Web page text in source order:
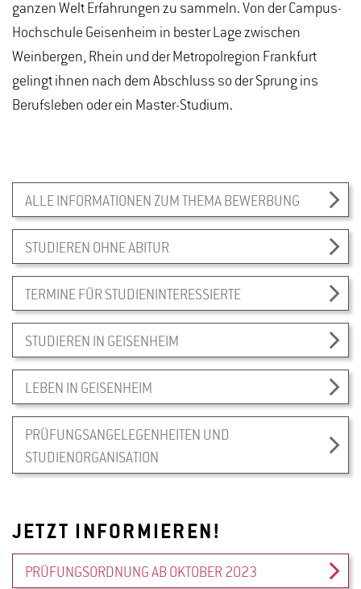
ganzen Welt Erfahrungen zu sammeln. Von der Campus-
Hochschule Geisenheim in bester Lage zwischen
Weinbergen, Rhein und der Metropolregion Frankfurt
gelingt ihnen nach dem Abschluss so der Sprung ins
Berufsleben oder ein Master-Studium.
ALLE INFORMATIONEN ZUM THEMA BEWERBUNG
STUDIEREN OHNE ABITUR
TERMINE FÜR STUDIENINTERESSIERTE
STUDIEREN IN GEISENHEIM
LEBEN IN GEISENHEIM
PRÜFUNGSANGELEGENHEITEN UND
STUDIENORGANISATION
JETZT INFORMIEREN!
PRÜFUNGSORDNUNG AB OKTOBER 2023